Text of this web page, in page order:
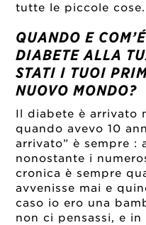
tutte le piccole cose.
QUANDO E
DIABETE ALLA
STATI I TUOI
NUOVO MONDO?
Il diabete è arrivato
quando avevo 10
arrivato” è sempre :
nonostante i
cronica è sempre
avvenisse mai e
caso io ero una
non ci pensassi, e